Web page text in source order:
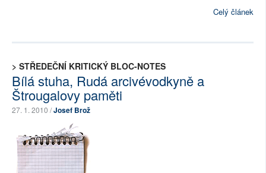
Celý článek
> STŘEDEČNÍ KRITICKÝ BLOC-NOTES
Bílá stuha, Rudá arcivévodkyně a
Štrougalovy paměti
27. 1. 2010 /Josef Brož